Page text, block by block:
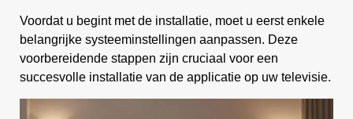
Voordat u begint met de installatie, moet u eerst enkele
belangrijke systeeminstellingen aanpassen. Deze
voorbereidende stappen zijn cruciaal voor een
succesvolle installatie van de applicatie op uw televisie.